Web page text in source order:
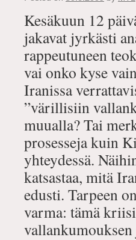
Kesäkuun 12
jakavat jyrkästi
rappeutuneen
vai onko kyse
Iranissa
”värillisiin
muualla? Tai
prosesseja kuin
yhteydessä.
katsastaa, mitä
edusti. Tarpeen
varma: tämä
vallankumouksen